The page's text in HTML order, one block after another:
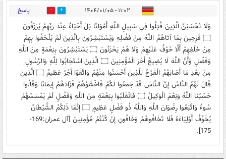
۱۱:۰۲ - ۱۴۰۴/۰۱/۰۵ 4 پاسخ
وَلَا تَحْسَبَنَّ الَّذِينَ قُتِلُوا فِي سَبِيلِ اللَّهِ أَمْوَاتًا بَلْ أَحْيَاءٌ عِنْدَ رَبِّهِمْ يُرْزَقُونَ
۝ فَرِحِينَ بِمَا آتَاهُمُ اللَّهُ مِنْ فَضْلِهِ وَيَسْتَبْشِرُونَ بِالَّذِينَ لَمْ يَلْحَقُوا بِهِمْ
مِنْ خَلْفِهِمْ أَلَّا خَوْفٌ عَلَيْهِمْ وَلَا هُمْ يَحْزَنُونَ ۝ يَسْتَبْشِرُونَ بِنِعْمَةٍ مِنَ اللَّهِ
وَفَضْلٍ وَأَنَّ اللَّهَ لَا يُضِيعُ أَجْرَ الْمُؤْمِنِينَ ۝ الَّذِينَ اسْتَجَابُوا لِلَّهِ وَالرَّسُولِ
مِنْ بَعْدِ مَا أَصَابَهُمُ الْقَرْحُ لِلَّذِينَ أَحْسَنُوا مِنْهُمْ وَاتَّقَوْا أَجْرٌ عَظِيمٌ ۝ الَّذِينَ
قَالَ لَهُمُ النَّاسُ إِنَّ النَّاسَ قَدْ جَمَعُوا لَكُمْ فَاخْشَوْهُمْ فَزَادَهُمْ إِيمَانًا وَقَالُوا
حَسْبُنَا اللَّهُ وَنِعْمَ الْوَكِيلُ ۝ فَانْقَلَبُوا بِنِعْمَةٍ مِنَ اللَّهِ وَفَضْلٍ لَمْ يَمْسَسْهُمْ
سُوءٌ وَاتَّبَعُوا رِضْوَانَ اللَّهِ وَاللَّهُ ذُو فَضْلٍ عَظِيمٍ ۝ إِنَّمَا ذَلِكُمُ الشَّيْطَانُ
يُخَوِّفُ أَوْلِيَاءَهُ فَلَا تَخَافُوهُمْ وَخَافُونِ إِنْ كُنْتُمْ مُؤْمِنِينَ [آل عمران:169-
175].